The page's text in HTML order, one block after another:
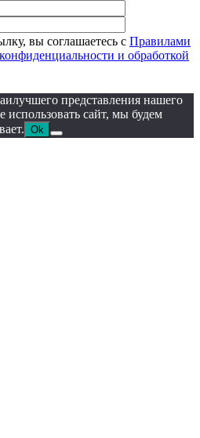
вы соглашаетесь с Правилами
и обработкой
представления нашего
сайт, мы будем
Ok